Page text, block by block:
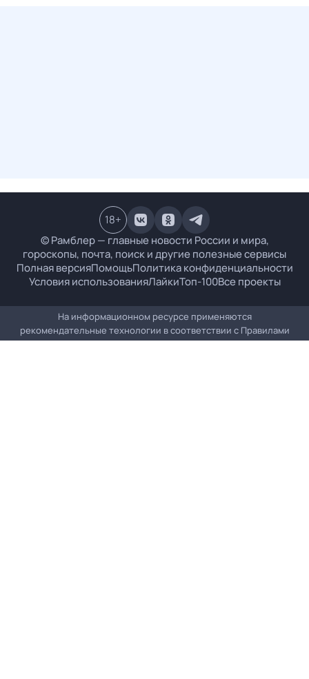
© Рамблер — главные новости России и мира,
гороскопы, почта, поиск и другие полезные сервисы
Полная версияПомощьПолитика конфиденциальности
Условия использованияЛайкиТоп-100Все проекты
18+
На информационном ресурсе применяются
рекомендательные технологии в соответствии с Правилами